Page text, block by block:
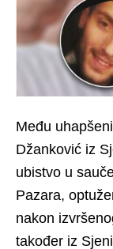
Među
Džanković iz
ubistvo u
Pazara,
nakon
također iz